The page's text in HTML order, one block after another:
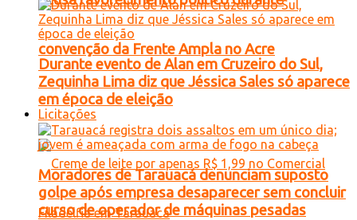
convenção da Frente Ampla no Acre
Licitações
Durante evento de Alan em Cruzeiro do Sul,
Zequinha Lima diz que Jéssica Sales só aparece
em época de eleição
Moradores de Tarauacá denunciam suposto
golpe após empresa desaparecer sem concluir
curso de operador de máquinas pesadas